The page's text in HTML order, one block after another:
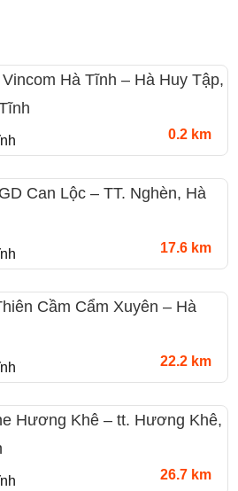
Hà Tĩnh – Hà Huy Tập,
0.2 km
Can Lộc – TT. Nghèn, Hà
17.6 km
Cầm Cẩm Xuyên – Hà
22.2 km
Hương Khê – tt. Hương Khê,
26.7 km